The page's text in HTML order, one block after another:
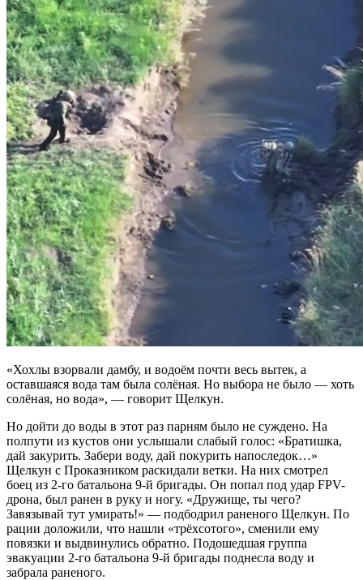
«Хохлы взорвали дамбу, и водоём почти весь вытек, а
оставшаяся вода там была солёная. Но выбора не было — хоть
солёная, но вода», — говорит Щелкун.
Но дойти до воды в этот раз парням было не суждено. На
полпути из кустов они услышали слабый голос: «Братишка,
дай закурить. Забери воду, дай покурить напоследок…»
Щелкун с Проказником раскидали ветки. На них смотрел
боец из 2-го батальона 9-й бригады. Он попал под удар FPV-
дрона, был ранен в руку и ногу. «Дружище, ты чего?
Завязывай тут умирать!» — подбодрил раненого Щелкун. По
рации доложили, что нашли «трёхсотого», сменили ему
повязки и выдвинулись обратно. Подошедшая группа
эвакуации 2-го батальона 9-й бригады поднесла воду и
забрала раненого.